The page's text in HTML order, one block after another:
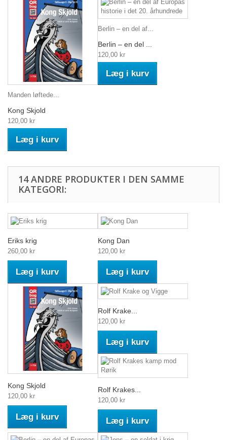
Manden løftede...
Kong Skjold
120,00 kr
Læg i kurv
Berlin – en del af...
Berlin – en del ...
120,00 kr
Læg i kurv
14 ANDRE PRODUKTER I DEN SAMME
KATEGORI:
Eriks krig
260,00 kr
Læg i kurv
Kong Dan
120,00 kr
Læg i kurv
Kong Skjold
120,00 kr
Læg i kurv
Rolf Krake...
120,00 kr
Læg i kurv
Rolf Krakes...
120,00 kr
Læg i kurv